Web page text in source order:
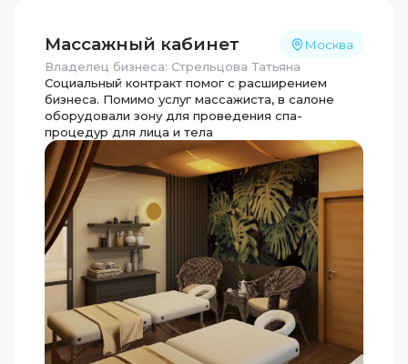
Массажный кабинет
Москва
Владелец бизнеса: Стрельцова Татьяна
Социальный контракт помог с расширением
бизнеса. Помимо услуг массажиста, в салоне
оборудовали зону для проведения спа-
процедур для лица и тела